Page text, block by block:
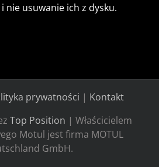
nie usuwanie ich z dysku.
prywatności | Kontakt
Top Position | Właścicielem
Motul jest firma MOTUL
GmbH.